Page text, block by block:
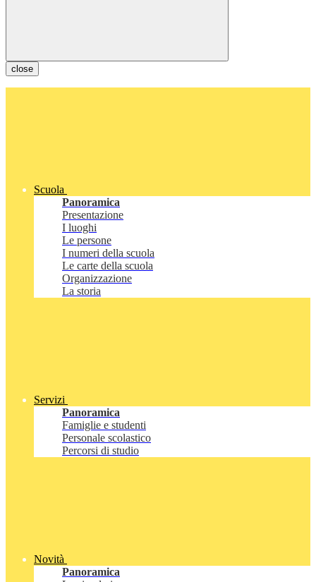
close
Scuola
Panoramica
Presentazione
I luoghi
Le persone
I numeri della scuola
Le carte della scuola
Organizzazione
La storia
Servizi
Panoramica
Famiglie e studenti
Personale scolastico
Percorsi di studio
Novità
Panoramica